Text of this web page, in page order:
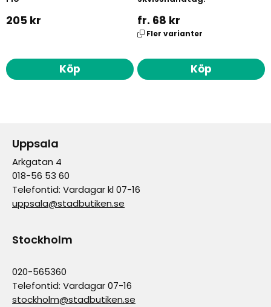
205 kr
Köp
fr. 68 kr
Fler varianter
Köp
Uppsala
Arkgatan 4
018-56 53 60
Telefontid: Vardagar kl 07-16
uppsala@stadbutiken.se
Stockholm
020-565360
Telefontid: Vardagar 07-16
stockholm@stadbutiken.se